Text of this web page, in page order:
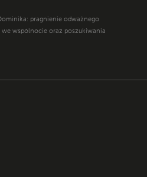
pragnienie odważnego
we wspólnocie oraz poszukiwania